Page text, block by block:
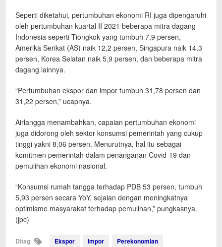
Seperti diketahui, pertumbuhan ekonomi RI juga dipengaruhi
oleh pertumbuhan kuartal II 2021 beberapa mitra dagang
Indonesia seperti Tiongkok yang tumbuh 7,9 persen,
Amerika Serikat (AS) naik 12,2 persen, Singapura naik 14,3
persen, Korea Selatan naik 5,9 persen, dan beberapa mitra
dagang lainnya.
“Pertumbuhan ekspor dan impor tumbuh 31,78 persen dan
31,22 persen,” ucapnya.
Airlangga menambahkan, capaian pertumbuhan ekonomi
juga didorong oleh sektor konsumsi pemerintah yang cukup
tinggi yakni 8,06 persen. Menurutnya, hal itu sebagai
komitmen pemerintah dalam penanganan Covid-19 dan
pemulihan ekonomi nasional.
“Konsumsi rumah tangga terhadap PDB 53 persen, tumbuh
5,93 persen secara YoY, sejalan dengan meningkatnya
optimisme masyarakat terhadap pemulihan,” pungkasnya.
(jpc)
Ditag Ekspor Impor Perekonomian